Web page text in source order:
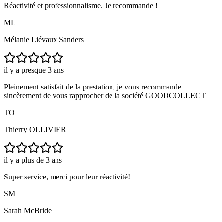
Réactivité et professionnalisme. Je recommande !
ML
Mélanie Liévaux Sanders
il y a presque 3 ans
Pleinement satisfait de la prestation, je vous recommande
sincèrement de vous rapprocher de la société GOODCOLLECT
TO
Thierry OLLIVIER
il y a plus de 3 ans
Super service, merci pour leur réactivité!
SM
Sarah McBride